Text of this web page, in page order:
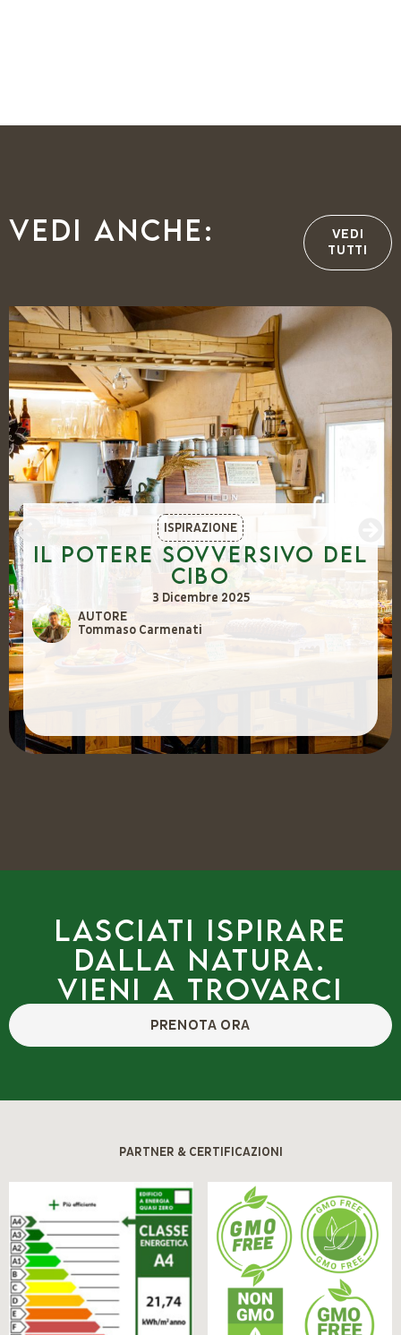
Vedi anche:
VEDI
TUTTI
ISPIRAZIONE
Il potere sovversivo del
cibo
3 Dicembre 2025
AUTORE
Tommaso Carmenati
Lasciati ispirare
dalla natura.
Vieni a trovarci
PRENOTA ORA
PARTNER & CERTIFICAZIONI